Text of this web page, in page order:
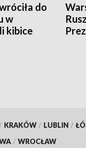
do
w
kibice
/ KRAKÓW / LUBLIN /
/ WROCŁAW